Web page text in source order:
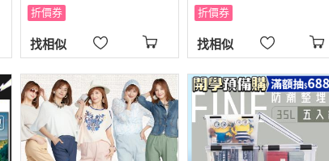
折價券
找相似
折價券
找相似